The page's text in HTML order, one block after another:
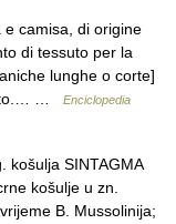
camisa, di origine
di tessuto per la
lunghe o corte]
…
Enciclopedia
košulja SINTAGMA
košulje u zn.
B. Mussolinija;